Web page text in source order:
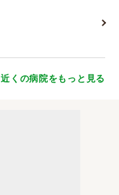
近くの病院をもっと見る